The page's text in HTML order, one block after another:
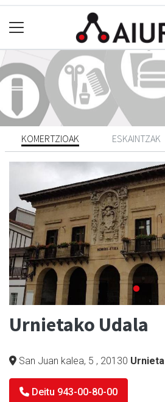
KOMERTZIOAK ESKAINTZAK
Urnietako Udala
San Juan kalea, 5 , 20130 Urnieta
Deitu 943-00-80-00